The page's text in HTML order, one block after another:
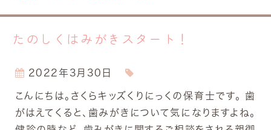
たのしくはみがきスタート！
2022年3月30日
こんにちは。さくらキッズくりにっくの保育士です。 歯
がはえてくると、歯みがきについて気になりますよね。